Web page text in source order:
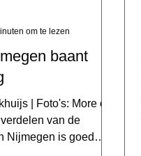
baant
| Foto's: More or
van de
Nijmegen is goed
om te lezen